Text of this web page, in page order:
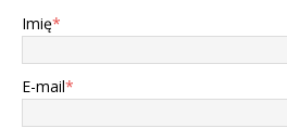
Imię*
E-mail*